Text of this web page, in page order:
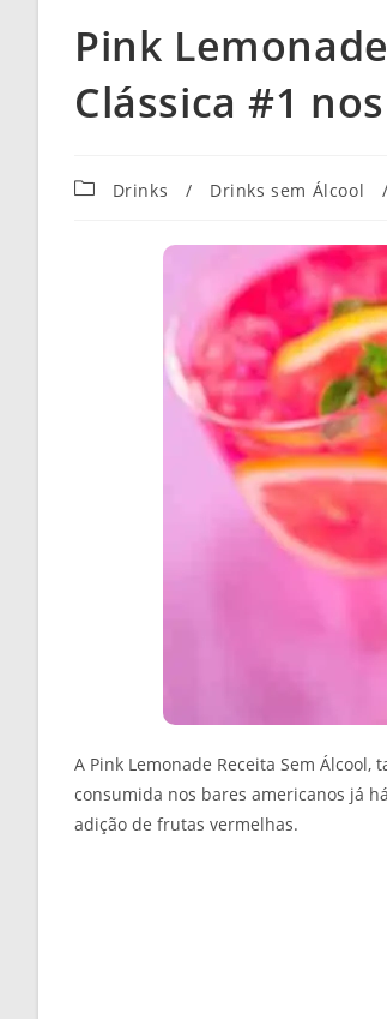
Pink
Clássica #1
Categoria
Drinks / Drinks sem Álcool /
A Pink Lemonade Receita Sem
consumida nos bares americanos já
adição de frutas vermelhas.